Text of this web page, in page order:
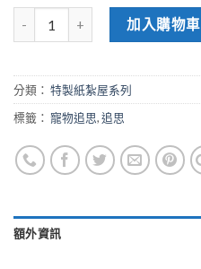
加入購物車
分類： 特製紙紮屋系列
標籤： 寵物追思,追思
額外資訊